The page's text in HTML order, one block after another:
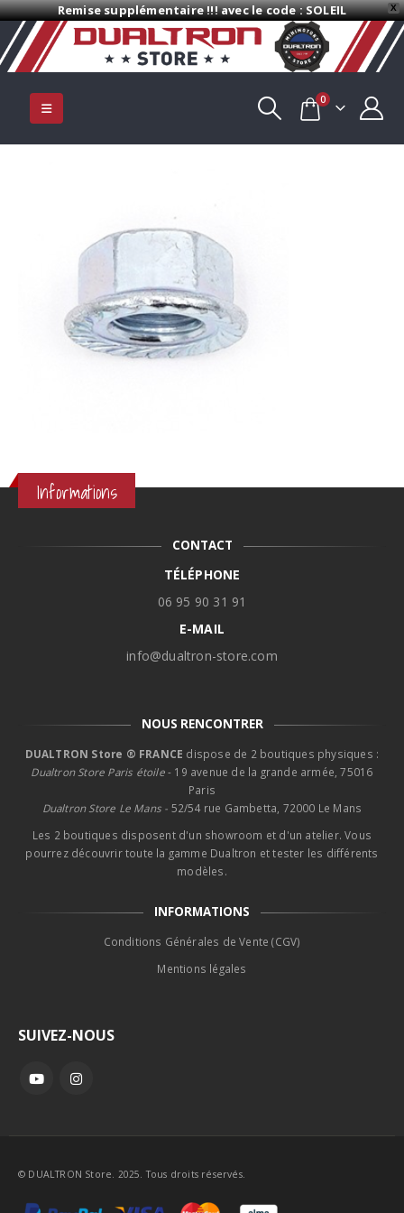
X
Remise supplémentaire !!! avec le code : SOLEIL
0
Informations
CONTACT
TÉLÉPHONE
06 95 90 31 91
E-MAIL
info@dualtron-store.com
NOUS RENCONTRER
DUALTRON Store ® FRANCE dispose de 2 boutiques physiques :
Dualtron Store Paris étoile- 19 avenue de la grande armée, 75016
Paris
Dualtron Store Le Mans - 52/54 rue Gambetta, 72000 Le Mans
Les 2 boutiques disposent d'un showroom et d'un atelier. Vous
pourrez découvrir toute la gamme Dualtron et tester les différents
modèles.
INFORMATIONS
Conditions Générales de Vente (CGV)
Mentions légales
SUIVEZ-NOUS
© DUALTRON Store. 2025. Tous droits réservés.